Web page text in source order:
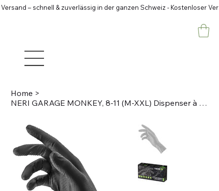
– schnell & zuverlässig in der ganzen Schweiz - Kostenloser
Home >
NERI GARAGE MONKEY, 8-11 (M-XXL) Dispenser à 50 Stk, schwarz Einweg-Handschuh